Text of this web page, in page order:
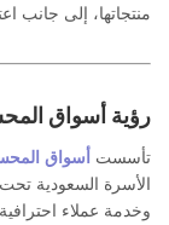
منتجاتها، إلى جانب
رؤية أسواق
تأسست أسواق
الأسرة السعودية
وخدمة عملاء